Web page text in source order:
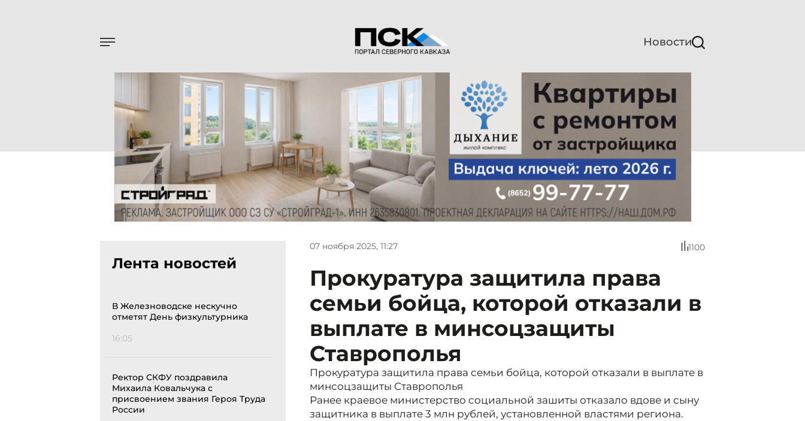
Новости
Лента новостей
В Железноводске нескучно
отметят День физкультурника
16:05
Ректор СКФУ поздравила
Михаила Ковальчука с
присвоением звания Героя Труда
России
07 ноября 2025, 11:27 1100
Прокуратура защитила права
семьи бойца, которой отказали в
выплате в минсоцзащиты
Ставрополья
Прокуратура защитила права семьи бойца, которой отказали в выплате в
минсоцзащиты Ставрополья
Ранее краевое министерство социальной зашиты отказало вдове и сыну
защитника в выплате 3 млн рублей, установленной властями региона.